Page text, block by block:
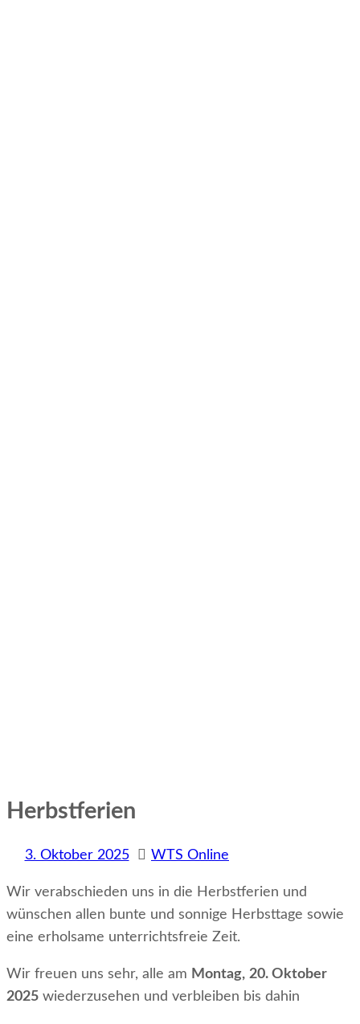
Herbstferien
3. Oktober 2025 WTS Online
Wir verabschieden uns in die Herbstferien und
wünschen allen bunte und sonnige Herbsttage sowie
eine erholsame unterrichtsfreie Zeit.
Wir freuen uns sehr, alle am Montag, 20. Oktober
2025 wiederzusehen und verbleiben bis dahin